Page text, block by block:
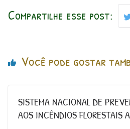
Compartilhe esse post:
Você pode gostar
SISTEMA NACIONAL DE
AOS INCÊNDIOS FLORESTAIS